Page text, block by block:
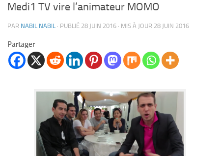
Medi1 TV vire l’animateur MOMO
PAR NABIL NABIL · PUBLIÉ 28 JUIN 2016 · MIS À JOUR 28 JUIN 2016
Partager